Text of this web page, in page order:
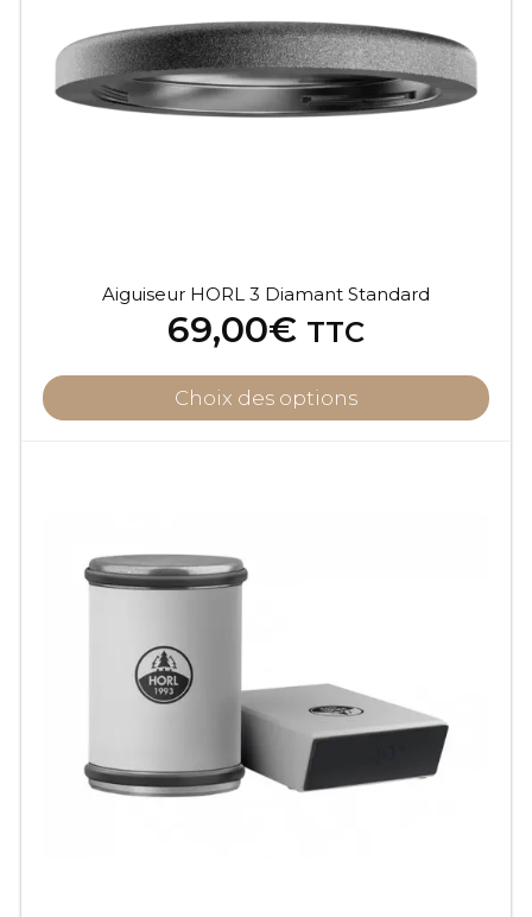
Aiguiseur HORL 3 Diamant Standard
69,00€ TTC
Choix des options